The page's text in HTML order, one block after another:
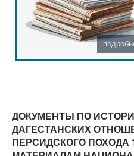
ДОКУМЕНТЫ ПО
ДАГЕСТАНСКИХ
ПЕРСИДСКОГО ПОХОДА